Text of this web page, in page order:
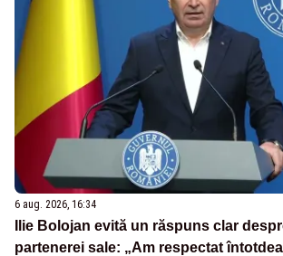
6 aug. 2026, 16:34
Ilie Bolojan evită un răspuns clar
partenerei sale: „Am respectat